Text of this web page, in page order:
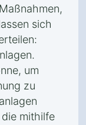
sich
um
zu
mithilfe